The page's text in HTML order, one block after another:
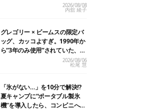
2026/08/08
内舘 綾子
グレゴリー × ビームスの限定バ
ッグ、カッコよすぎ。1990年か
ら“3年のみ使用”されていた、紫
2026/08/06
松尾 慧
「氷がない…」を10分で解決!?
夏キャンプに“ポータブル製氷
機”を導入したら、コンビニへ走